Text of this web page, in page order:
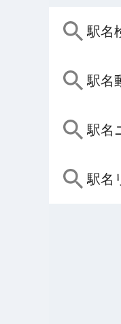
駅名
駅名
駅名
駅名